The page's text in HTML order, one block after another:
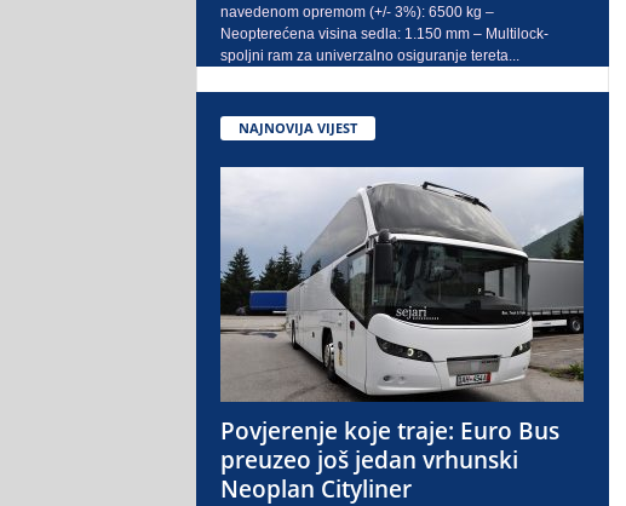
o
navedenom opremom (+/- 3%): 6500 kg –
Neopterećena visina sedla: 1.150 mm – Multilock-
spoljni ram za univerzalno osiguranje tereta...
NAJNOVIJA VIJEST
Povjerenje koje traje: Euro Bus
preuzeo još jedan vrhunski
Neoplan Cityliner